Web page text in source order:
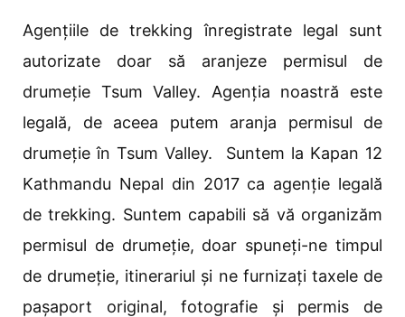
Agențiile de trekking înregistrate legal sunt
autorizate doar să aranjeze permisul de
drumeție Tsum Valley. Agenția noastră este
legală, de aceea putem aranja permisul de
drumeție în Tsum Valley. Suntem la Kapan 12
Kathmandu Nepal din 2017 ca agenție legală
de trekking. Suntem capabili să vă organizăm
permisul de drumeție, doar spuneți-ne timpul
de drumeție, itinerariul și ne furnizați taxele de
pașaport original, fotografie și permis de